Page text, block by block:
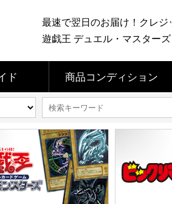
最速で翌日のお届け！クレジ
遊戯王 デュエル・マスター
ド 商品コンディション